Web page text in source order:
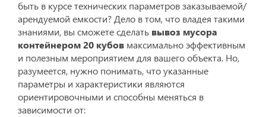
быть в курсе технических параметров заказываемой/
арендуемой емкости? Дело в том, что владея такими
знаниями, вы сможете сделать вывоз мусора
контейнером 20 кубов максимально эффективным
и полезным мероприятием для вашего объекта. Но,
разумеется, нужно понимать, что указанные
параметры и характеристики являются
ориентировочными и способны меняться в
зависимости от: